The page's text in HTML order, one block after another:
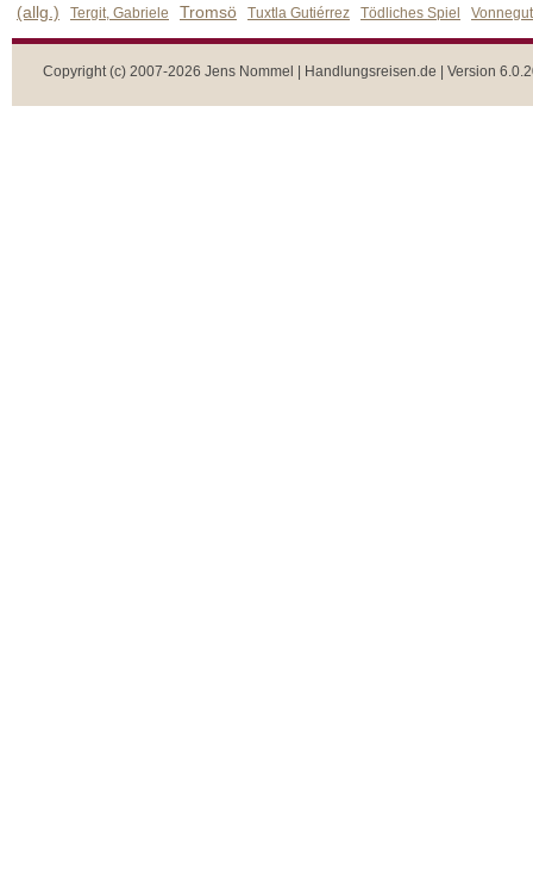
(allg.) Tergit, Gabriele Tromsö Tuxtla Gutiérrez Tödliches Spiel
Copyright (c) 2007-2026 Jens Nommel | Handlungsreisen.de | Version